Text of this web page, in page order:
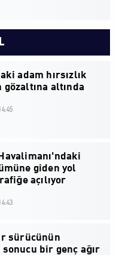
adam hırsızlık
gözaltına altında
giden yol
açılıyor
sürücünün
sonucu bir genç ağır